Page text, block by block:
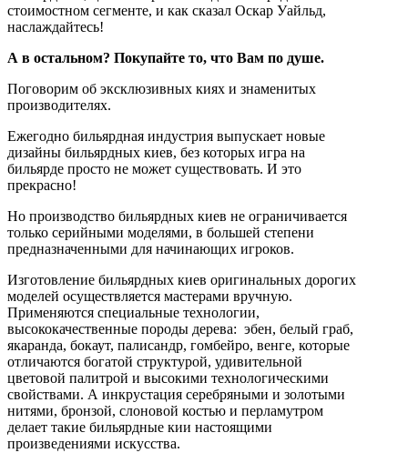
стоимостном сегменте, и как сказал Оскар Уайльд,
наслаждайтесь!
А в остальном? Покупайте то, что Вам по душе.
Поговорим об эксклюзивных киях и знаменитых
производителях.
Ежегодно бильярдная индустрия выпускает новые
дизайны бильярдных киев, без которых игра на
бильярде просто не может существовать. И это
прекрасно!
Но производство бильярдных киев не ограничивается
только серийными моделями, в большей степени
предназначенными для начинающих игроков.
Изготовление бильярдных киев оригинальных дорогих
моделей осуществляется мастерами вручную.
Применяются специальные технологии,
высококачественные породы дерева: эбен, белый граб,
якаранда, бокаут, палисандр, гомбейро, венге, которые
отличаются богатой структурой, удивительной
цветовой палитрой и высокими технологическими
свойствами. А инкрустация серебряными и золотыми
нитями, бронзой, слоновой костью и перламутром
делает такие бильярдные кии настоящими
произведениями искусства.